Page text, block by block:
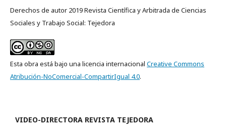
Derechos de autor 2019 Revista Científica y Arbitrada de Ciencias
Sociales y Trabajo Social: Tejedora
Esta obra está bajo una licencia internacional Creative Commons
Atribución-NoComercial-CompartirIgual 4.0.
VIDEO-DIRECTORA REVISTA TEJEDORA